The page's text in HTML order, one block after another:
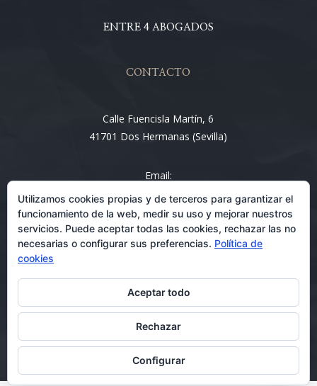
ENTRE 4 ABOGADOS
CONTACTO
Calle Fuencisla Martín, 6
41701 Dos Hermanas (Sevilla)
Email:
info@entre4abogados.com
Abogados en Dos Hermanas 08/09/2026
Utilizamos cookies propias y de terceros para garantizar el
funcionamiento de la web, medir su uso y mejorar nuestros
servicios. Puede aceptar todas las cookies, rechazar las no
necesarias o configurar sus preferencias. Política de
cookies
Aceptar todo
Rechazar
Configurar